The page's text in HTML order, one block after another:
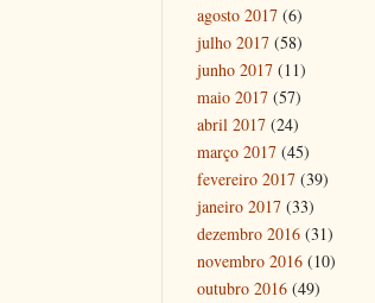
agosto 2017 (6)
julho 2017 (58)
junho 2017 (11)
maio 2017 (57)
abril 2017 (24)
março 2017 (45)
fevereiro 2017 (39)
janeiro 2017 (33)
dezembro 2016 (31)
novembro 2016 (10)
outubro 2016 (49)